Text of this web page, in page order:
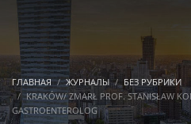
ГЛАВНАЯ ЖУРНАЛЫ
БЕЗ РУБРИКИ
KRAKÓW/ ZMARŁ PROF. STANISŁAW
GASTROENTEROLOG